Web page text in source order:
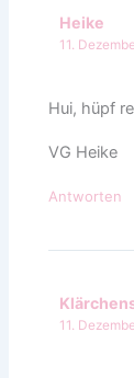
Heike
11.
Hui, hüpf
VG Heike
Antworten
11.